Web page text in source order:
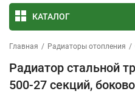
КАТАЛОГ
Главная / Радиаторы отопления /
Радиатор стальной
500-27 секций,